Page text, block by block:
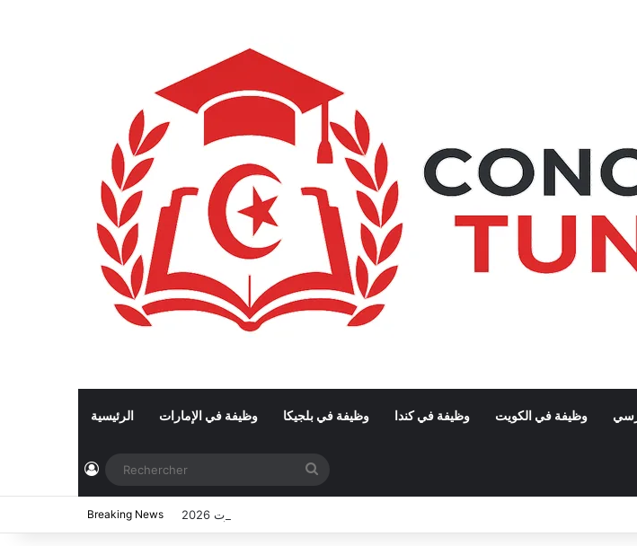
الرئيسية وظيفة في الإمارات وظيفة في بلجيكا وظيفة في كندا وظيفة في الكويت
Connexion
Breaking News مناظرات الوظيفة العمومية وعروض الشغل في تونس المفتوحة حاليا : شهر أوت 2026